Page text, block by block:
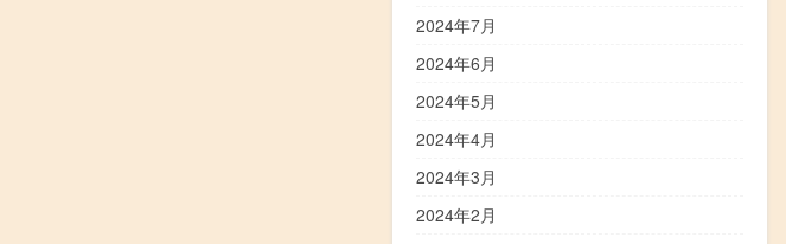
2024年7月
2024年6月
2024年5月
2024年4月
2024年3月
2024年2月